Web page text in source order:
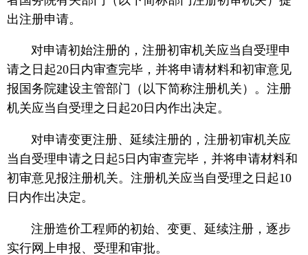
出注册申请。
对申请初始注册的，注册初审机关应当自受理申
请之日起20日内审查完毕，并将申请材料和初审意见
报国务院建设主管部门（以下简称注册机关）。注册
机关应当自受理之日起20日内作出决定。
对申请变更注册、延续注册的，注册初审机关应
当自受理申请之日起5日内审查完毕，并将申请材料和
初审意见报注册机关。注册机关应当自受理之日起10
日内作出决定。
注册造价工程师的初始、变更、延续注册，逐步
实行网上申报、受理和审批。